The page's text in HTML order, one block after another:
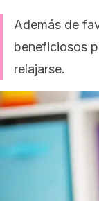
Además de
beneficiosos
relajarse.